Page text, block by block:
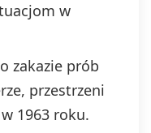
w
zakazie prób
przestrzeni
1963 roku.